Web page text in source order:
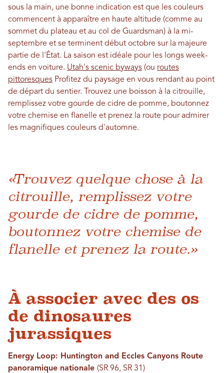
sous la main, une bonne indication est que les couleurs
commencent à apparaître en haute altitude (comme au
sommet du plateau et au col de Guardsman) à la mi-
septembre et se terminent début octobre sur la majeure
partie de l'État. La saison est idéale pour les longs week-
ends en voiture. Utah's scenic byways (ou routes
pittoresques Profitez du paysage en vous rendant au point
de départ du sentier. Trouvez une boisson à la citrouille,
remplissez votre gourde de cidre de pomme, boutonnez
votre chemise en flanelle et prenez la route pour admirer
les magnifiques couleurs d'automne.
«Trouvez quelque chose à la
citrouille, remplissez votre
gourde de cidre de pomme,
boutonnez votre chemise de
flanelle et prenez la route.»
À associer avec des os
de dinosaures
jurassiques
Energy Loop: Huntington and Eccles Canyons Route
panoramique nationale (SR 96, SR 31)